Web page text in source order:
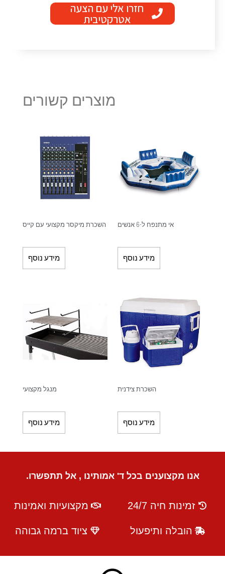
חזרו אלי עם הצעה
אטרקטיבית
מוצרים קשורים
אי מתנפח ל-6 אנשים
מידע נוסף
השכרת מיקסר מקצועי עם קייס
מידע נוסף
השכרת צידנית
מידע נוסף
מנגל מקצועי
מידע נוסף
אנו מקצוענים בכל ד' אמותינו , אל תתפשרו.
זמינות חיה 24/7 מקצועיות ואמינות
הובלה ותיפעול ציוד ברמה גבוהה